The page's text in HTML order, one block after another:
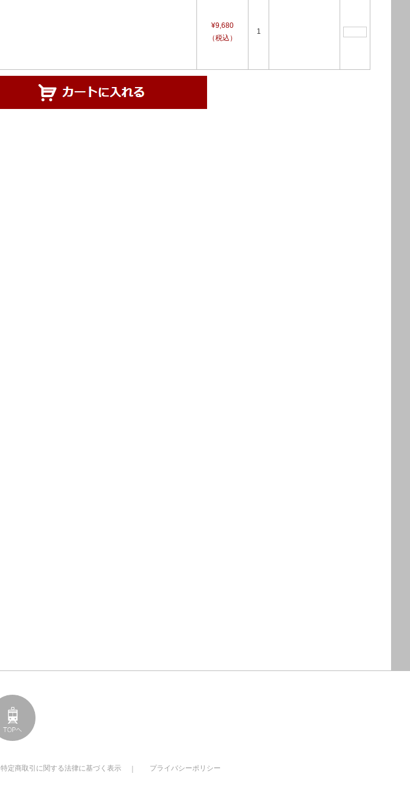
¥9,680
（税込）
1
特定商取引に関する法律に基づく表示 プライバシーポリシー